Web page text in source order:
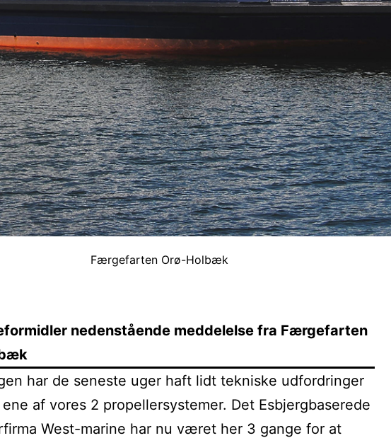
Færgefarten Orø-Holbæk
nedenstående meddelelse fra Færgefarten
har de seneste uger haft lidt tekniske udfordringer
af vores 2 propellersystemer. Det Esbjergbaserede
West-marine har nu været her 3 gange for at